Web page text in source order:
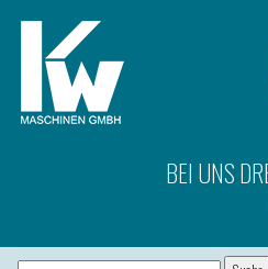
BEI UNS